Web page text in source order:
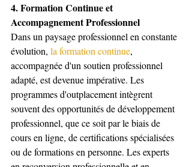
4. Formation Continue et
Accompagnement Professionnel
Dans un paysage professionnel en constante
évolution, la formation continue,
accompagnée d'un soutien professionnel
adapté, est devenue impérative. Les
programmes d'outplacement intègrent
souvent des opportunités de développement
professionnel, que ce soit par le biais de
cours en ligne, de certifications spécialisées
ou de formations en personne. Les experts